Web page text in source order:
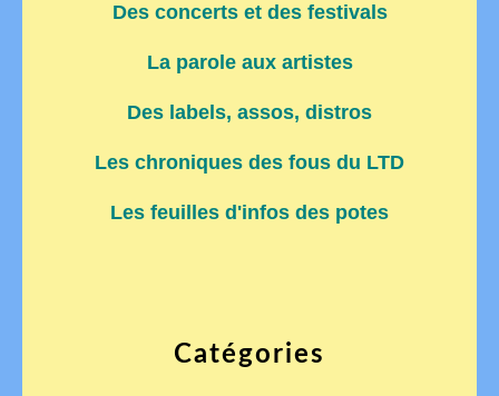
Catégories
Des concerts et des festivals
La parole aux artistes
Des labels, assos, distros
Les chroniques des fous du LTD
Les feuilles d'infos des potes